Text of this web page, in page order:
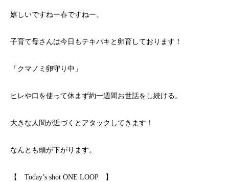
嬉しいですねー春ですねー。
子育て母さんは今日もテキパキと卵育しております！
「クマノミ卵守り中」
ヒレや口を使って休まず約一週間お世話をし続ける。
大きな人間が近づくとアタックしてきます！
なんとも頭が下がります。
【 Today’s shot ONE LOOP 】